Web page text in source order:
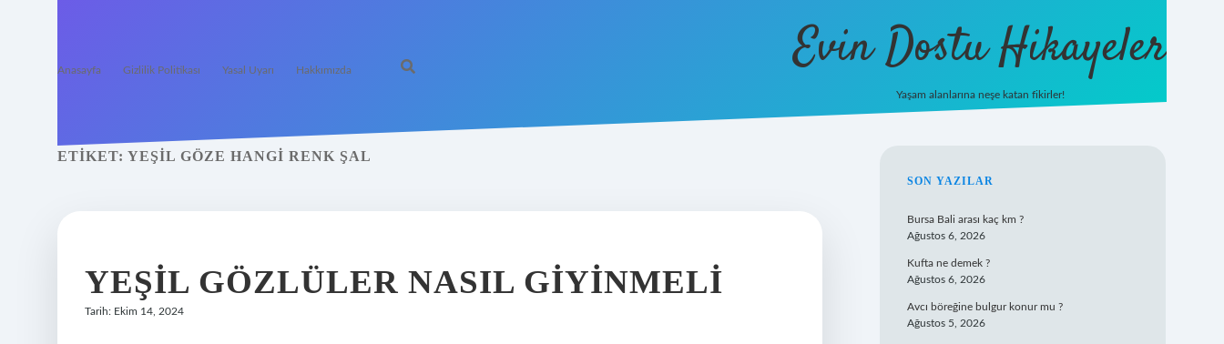
Anasayfa Gizlilik Politikası Yasal Uyarı Hakkımızda Evin Dostu Hikayeler
Yaşam alanlarına neşe katan fikirler!
ETIKET: YEŞIL GÖZE HANGI RENK ŞAL
YEŞIL GÖZLÜLER NASIL GIYINMELI
Tarih: Ekim 14, 2024
SIDEBAR
SON YAZILAR
Bursa Bali arası kaç km ?
Ağustos 6, 2026
Kufta ne demek ?
Ağustos 6, 2026
Avcı böreğine bulgur konur mu ?
Ağustos 5, 2026